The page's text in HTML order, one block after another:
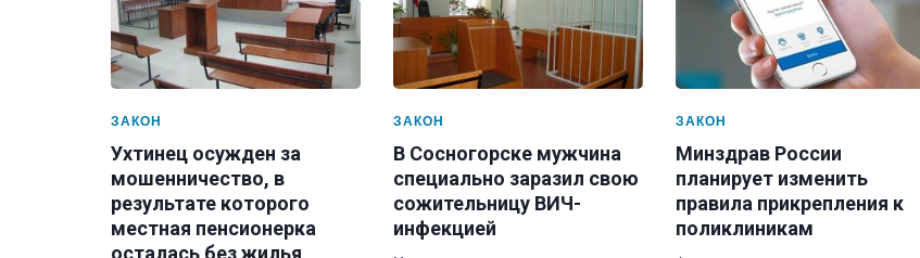
ЗАКОН
Ухтинец осужден за
мошенничество, в
результате которого
местная пенсионерка
осталась без жилья
ЗАКОН
В Сосногорске мужчина
специально заразил свою
сожительницу ВИЧ-
инфекцией
ЗАКОН
Минздрав России
планирует изменить
правила прикрепления к
поликлиникам